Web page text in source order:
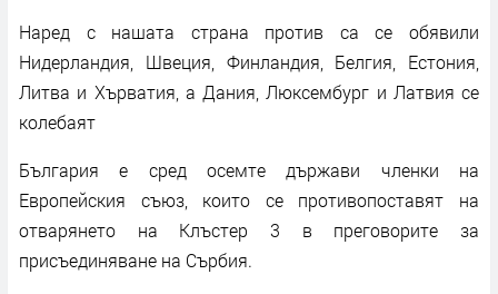
Наред с нашата страна против са се обявили
Нидерландия, Швеция, Финландия, Белгия, Естония,
Литва и Хърватия, а Дания, Люксембург и Латвия се
колебаят
България е сред осемте държави членки на
Европейския съюз, които се противопоставят на
отварянето на Клъстер 3 в преговорите за
присъединяване на Сърбия.